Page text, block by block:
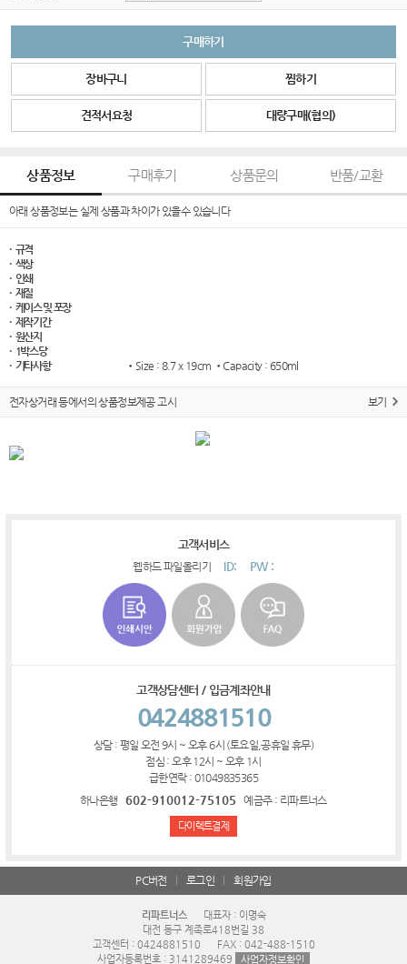
구매하기
장바구니 찜하기
견적서요청 대량구매(협의)
상품정보 구매후기 상품문의 반품/교환
아래 상품정보는 실제 상품과 차이가 있을수 있습니다
· 규격
· 색상
· 인쇄
· 재질
· 케이스 및 포장
· 제작기간
· 원산지
· 1박스당
· 기타사항
•Size : 8.7 x 19cm •Capacity : 650ml
전자상거래 등에서의 상품정보제공 고시 보기
고객서비스
웹하드 파일올리기 ID: PW :
고객상담센터 / 입금계좌안내
0424881510
상담 : 평일 오전 9시 ~ 오후 6시 (토요일,공휴일 휴무)
점심 : 오후 12시 ~ 오후 1시
급한연락 : 01049835365
하나은행
602-910012-75105 예금주 : 리파트너스
다이렉트결제
PC버전 로그인 회원가입
리파트너스
대표자 : 이명숙
대전 동구 계족로418번길 38
고객센터 : 0424881510
FAX : 042-488-1510
사업자등록번호 : 3141289469
사업자정보확인